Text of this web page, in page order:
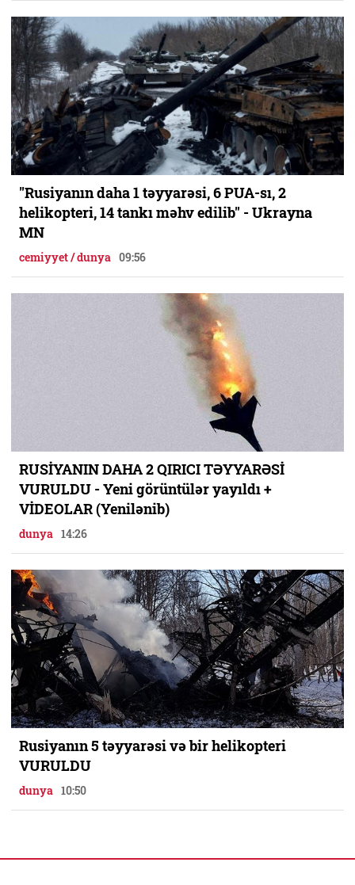
"Rusiyanın daha 1 təyyarəsi, 6 PUA-sı, 2
helikopteri, 14 tankı məhv edilib" - Ukrayna
MN
cemiyyet / dunya 09:56
RUSİYANIN DAHA 2 QIRICI TƏYYARƏSİ
VURULDU - Yeni görüntülər yayıldı +
VİDEOLAR (Yenilənib)
dunya 14:26
Rusiyanın 5 təyyarəsi və bir helikopteri
VURULDU
dunya 10:50